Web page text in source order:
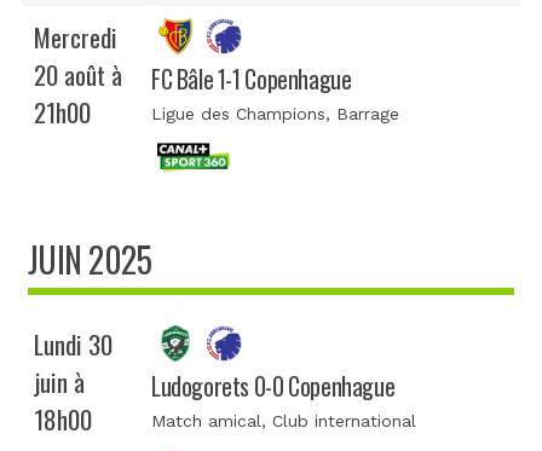
Mercredi
20 août à
21h00
FC Bâle 1-1 Copenhague
Ligue des Champions, Barrage
JUIN 2025
Lundi 30
juin à
18h00
Ludogorets 0-0 Copenhague
Match amical, Club international